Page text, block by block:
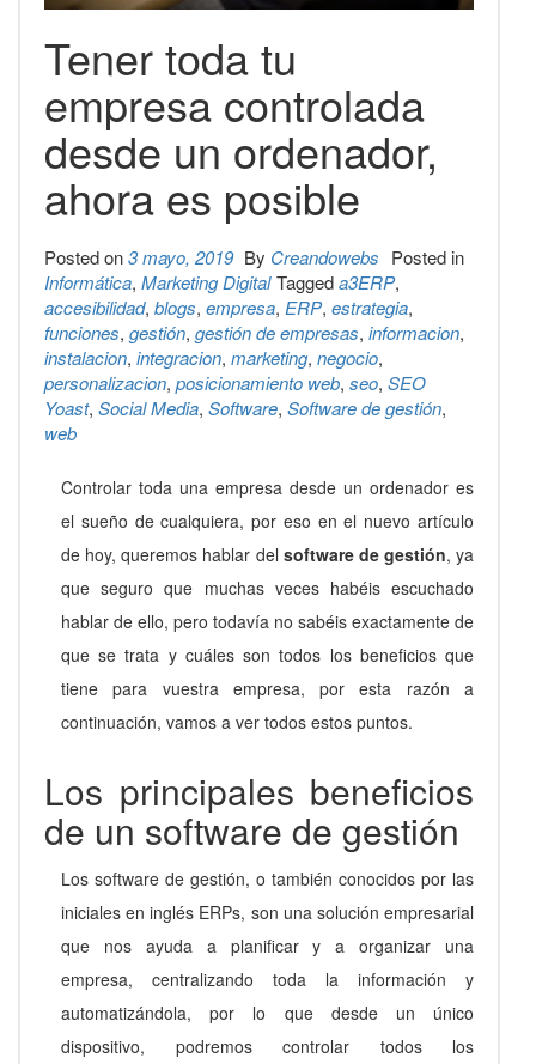
Tener toda tu
empresa controlada
desde un ordenador,
ahora es posible
Posted on3 mayo, 2019 By Creandowebs Posted in
Informática, Marketing Digital Taggeda3ERP,
accesibilidad, blogs, empresa, ERP, estrategia,
funciones, gestión, gestión de empresas, informacion,
instalacion, integracion, marketing, negocio,
personalizacion, posicionamiento web, seo, SEO
Yoast, Social Media, Software, Software de gestión,
web
Controlar toda una empresa desde un ordenador es
el sueño de cualquiera, por eso en el nuevo artículo
de hoy, queremos hablar del software de gestión, ya
que seguro que muchas veces habéis escuchado
hablar de ello, pero todavía no sabéis exactamente de
que se trata y cuáles son todos los beneficios que
tiene para vuestra empresa, por esta razón a
continuación, vamos a ver todos estos puntos.
Los principales beneficios
de un software de gestión
Los software de gestión, o también conocidos por las
iniciales en inglés ERPs, son una solución empresarial
que nos ayuda a planificar y a organizar una
empresa, centralizando toda la información y
automatizándola, por lo que desde un único
dispositivo, podremos controlar todos los